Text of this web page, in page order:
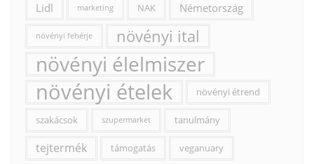
Lidl marketing NAK Németország
növényi fehérje növényi ital
növényi élelmiszer
növényi ételek növényi étrend
szakácsok szupermarket tanulmány
tejtermék támogatás veganuary